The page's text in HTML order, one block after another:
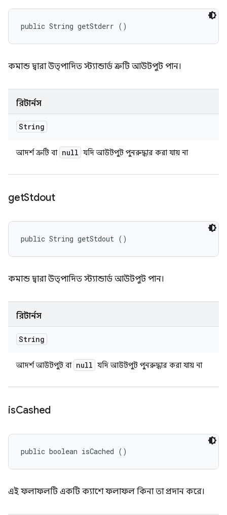
public String getStderr ()
কমান্ড দ্বারা উত্পাদিত স্ট্যান্ডার্ড ত্রুটি আউটপুট পান।
রিটার্নস
String
আদর্শ ত্রুটি বা null যদি আউটপুট পুনরুদ্ধার করা যায় না
getStdout
public String getStdout ()
কমান্ড দ্বারা উত্পাদিত স্ট্যান্ডার্ড আউটপুট পান।
রিটার্নস
String
আদর্শ আউটপুট বা null যদি আউটপুট পুনরুদ্ধার করা যায় না
isCashed
public boolean isCached ()
এই ফলাফলটি একটি ক্যাশে ফলাফল কিনা তা প্রদান করে।